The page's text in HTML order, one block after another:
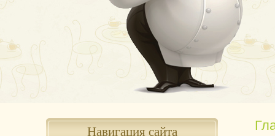
Навигация сайта